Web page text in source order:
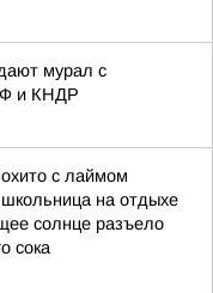
мурал с
и КНДР
с лаймом
на отдыхе
солнце разъело
сока